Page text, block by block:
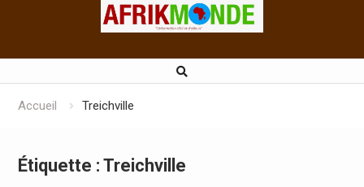
Accueil Treichville
Étiquette : Treichville